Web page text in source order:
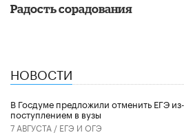
Радость сорадования
НОВОСТИ
В Госдуме предложили отменить ЕГЭ
поступлением в вузы
7 АВГУСТА / ЕГЭ И ОГЭ